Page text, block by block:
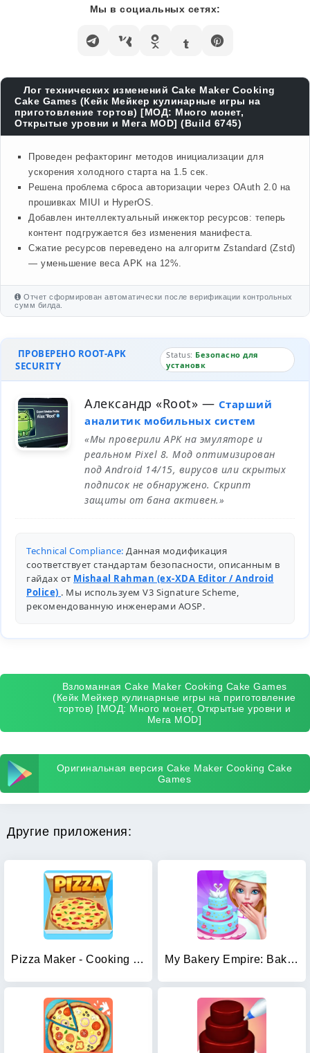
Мы в социальных сетях:
Лог технических изменений Cake Maker Cooking
Cake Games (Кейк Мейкер кулинарные игры на
приготовление тортов) [МОД: Много монет,
Открытые уровни и Мега MOD] (Build 6745)
Проведен рефакторинг методов инициализации для
ускорения холодного старта на 1.5 сек.
Решена проблема сброса авторизации через OAuth 2.0 на
прошивках MIUI и HyperOS.
Добавлен интеллектуальный инжектор ресурсов: теперь
контент подгружается без изменения манифеста.
Сжатие ресурсов переведено на алгоритм Zstandard (Zstd)
— уменьшение веса APK на 12%.
Отчет сформирован автоматически после верификации контрольных
сумм билда.
ПРОВЕРЕНО ROOT-APK
SECURITY
Status: Безопасно для
установк
Александр «Root» — Старший
аналитик мобильных систем
«Мы проверили APK на эмуляторе и
реальном Pixel 8. Мод оптимизирован
под Android 14/15, вирусов или скрытых
подписок не обнаружено. Скрипт
защиты от бана активен.»
Technical Compliance: Данная модификация
соответствует стандартам безопасности, описанным в
гайдах от Mishaal Rahman (ex-XDA Editor / Android
Police) . Мы используем V3 Signature Scheme,
рекомендованную инженерами AOSP.
Взломанная Cake Maker Cooking Cake Games
(Кейк Мейкер кулинарные игры на приготовление
тортов) [МОД: Много монет, Открытые уровни и
Мега MOD]
Оригинальная версия Cake Maker Cooking Cake
Games
Другие приложения:
Pizza Maker - Cooking Games My Bakery Empire: Bake a Cake